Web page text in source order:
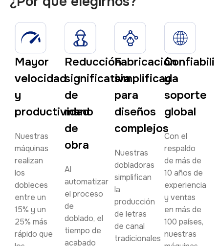
Mayor
velocidad
y
productividad
Nuestras
máquinas
realizan
los
dobleces
entre un
15% y un
25% más
rápido que
Reducción
significativa
de
mano
de
obra
Al
automatizar
el proceso
de
doblado, el
tiempo de
acabado
Fabricación
simplificada
para
diseños
complejos
Nuestras
dobladoras
simplifican
la
producción
de letras
de canal
tradicionales
y
soporte
global
Con el
respaldo
de más de
10 años de
experiencia
y ventas
en más de
100 países,
nuestras